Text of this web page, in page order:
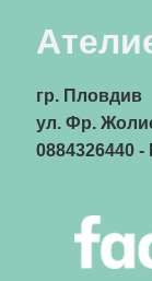
гр. Пловдив
ул. Фр.
0884326440-